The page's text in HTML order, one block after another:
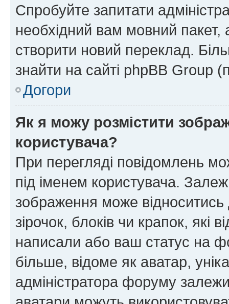
Спробуйте запитати
необхідний вам мовний
створити новий переклад.
знайти на сайті phpBB Group
Догори
Як я можу розмістити
користувача?
При перегляді повідомлень
під іменем користувача.
зображення може відноситись
зірочок, блоків чи крапок, які
написали або ваш статус на
більше, відоме як аватар,
адміністратора форуму